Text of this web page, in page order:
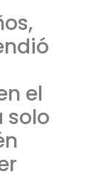
el
solo